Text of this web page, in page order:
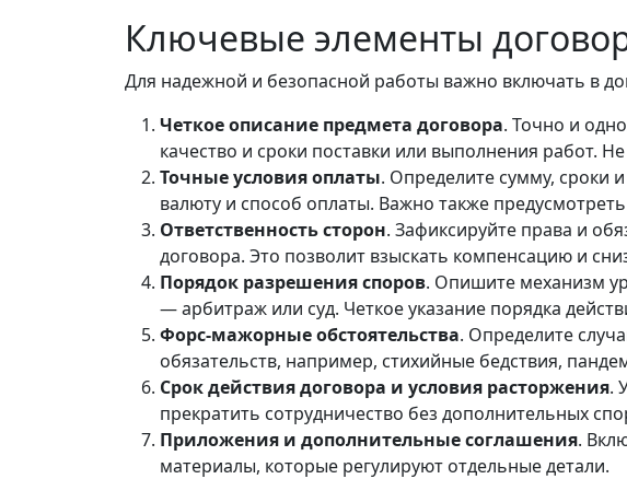
Ключевые элементы
Для надежной и безопасной работы важно включать в
Четкое описание предмета договора. Точно и
качество и сроки поставки или выполнения работ.
Точные условия оплаты. Определите сумму, сроки
валюту и способ оплаты. Важно также
Ответственность сторон. Зафиксируйте права и
договора. Это позволит взыскать компенсацию и
Порядок разрешения споров. Опишите механизм
— арбитраж или суд. Четкое указание порядка
Форс-мажорные обстоятельства. Определите
обязательств, например, стихийные бедствия,
Срок действия договора и условия расторжения.
прекратить сотрудничество без дополнительных
Приложения и дополнительные соглашения.
материалы, которые регулируют отдельные детали.